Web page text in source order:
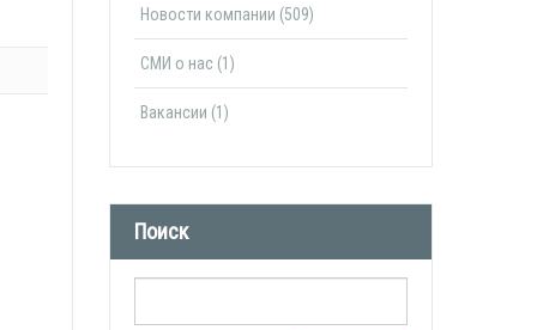
Новости компании (509)
СМИ о нас (1)
Вакансии (1)
Поиск